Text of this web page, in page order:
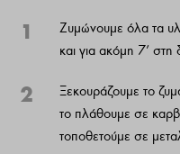
1
Ζυμώνουμε όλα τα
και για ακόμη 7’ στη
2
Ξεκουράζουμε το
το πλάθουμε σε
τοποθετούμε σε